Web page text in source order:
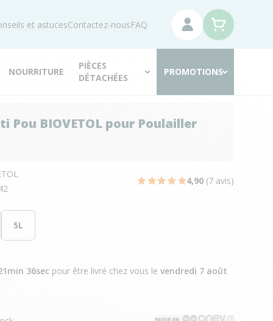
et astucesContactez-nousFAQ
NOURRITURE
PIÈCES
DÉTACHÉES
PROMOTIONS
Pou BIOVETOL pour Poulailler
4,90 (7 avis)
5L
35secpour être livré chez vous le vendredi 7 août